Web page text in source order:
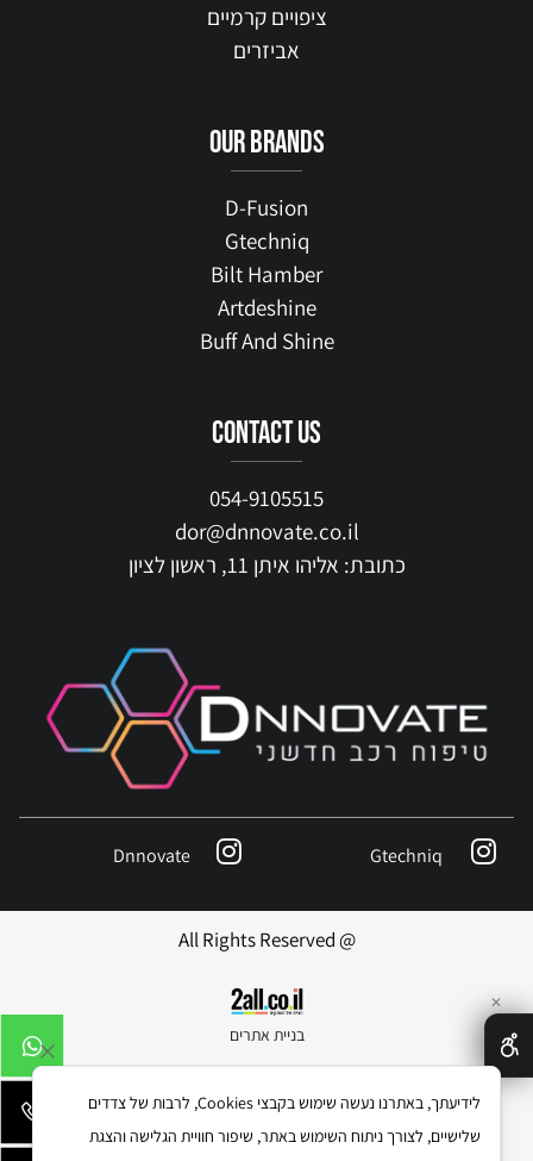
ציפויים קרמיים
אביזרים
our brands
D-Fusion
Gtechniq
Bilt Hamber
Artdeshine
Buff And Shine
contact us
054-9105515
dor@dnnovate.co.il
כתובת: אליהו איתן 11, ראשון לציון
Gtechniq
Dnnovate
@ All Rights Reserved
בניית אתרים
✕
לידיעתך, באתרנו נעשה שימוש בקבצי Cookies, לרבות של צדדים
שלישיים, לצורך ניתוח השימוש באתר, שיפור חוויית הגלישה והצגת